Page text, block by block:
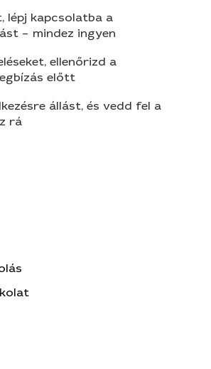
lépj kapcsolatba a
– mindez ingyen
ellenőrizd a
előtt
állást, és vedd fel a
rá